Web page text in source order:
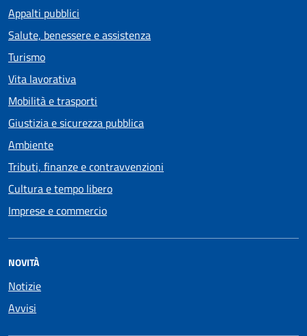
Appalti pubblici
Salute, benessere e assistenza
Turismo
Vita lavorativa
Mobilità e trasporti
Giustizia e sicurezza pubblica
Ambiente
Tributi, finanze e contravvenzioni
Cultura e tempo libero
Imprese e commercio
NOVITÀ
Notizie
Avvisi